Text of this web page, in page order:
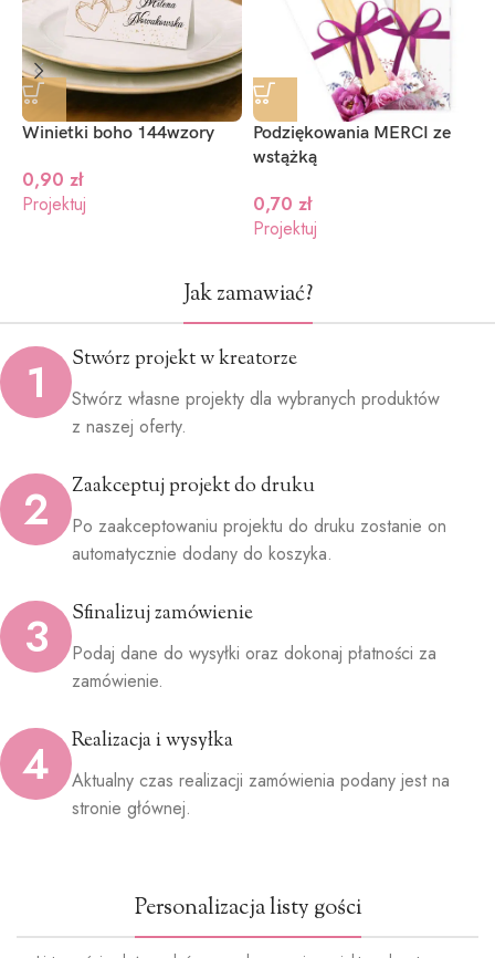
(+1.2zł)
(+1.2zł)
(+1.2zł)
Winietki boho 144wzory
0,90 zł
Projektuj
Podziękowania MERCI ze
wstążką
0,70 zł
Projektuj
Jak zamawiać?
1 Stwórz projekt w kreatorze
Stwórz własne projekty dla wybranych produktów
z naszej oferty.
2 Zaakceptuj projekt do druku
Po zaakceptowaniu projektu do druku zostanie on
automatycznie dodany do koszyka.
3 Sfinalizuj zamówienie
Podaj dane do wysyłki oraz dokonaj płatności za
zamówienie.
4 Realizacja i wysyłka
Aktualny czas realizacji zamówienia podany jest na
stronie głównej.
Personalizacja listy gości